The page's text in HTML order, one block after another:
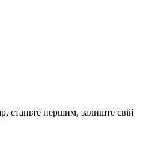
станьте першим, залиште свій